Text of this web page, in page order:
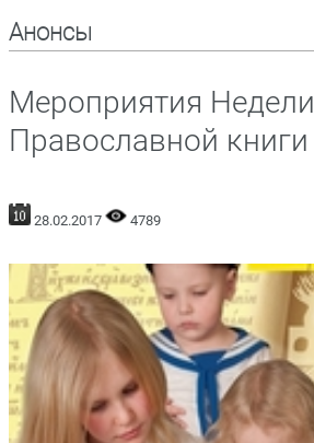
Анонсы
Мероприятия Недели
Православной книги
28.02.2017 4789